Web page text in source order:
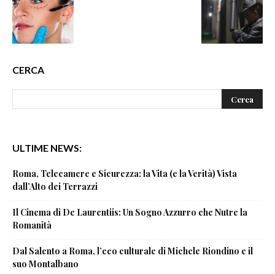
CERCA
ULTIME NEWS:
Roma, Telecamere e Sicurezza: la Vita (e la Verità) Vista
dall’Alto dei Terrazzi
Il Cinema di De Laurentiis: Un Sogno Azzurro che Nutre la
Romanità
Dal Salento a Roma, l’eco culturale di Michele Riondino e il
suo Montalbano